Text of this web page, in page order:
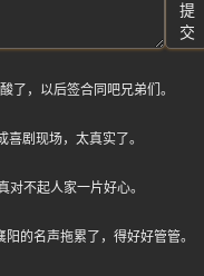
提
交
了，以后签合同吧兄弟们。
剧现场，太真实了。
不起人家一片好心。
的名声拖累了，得好好管管。